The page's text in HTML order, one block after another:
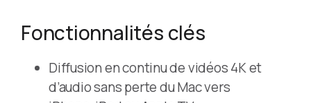
Fonctionnalités clés
Diffusion en continu de vidéos 4K et
d’audio sans perte du Mac vers